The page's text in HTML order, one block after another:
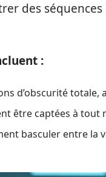
des
:
d’obscurité
être captées à tout
basculer entre la